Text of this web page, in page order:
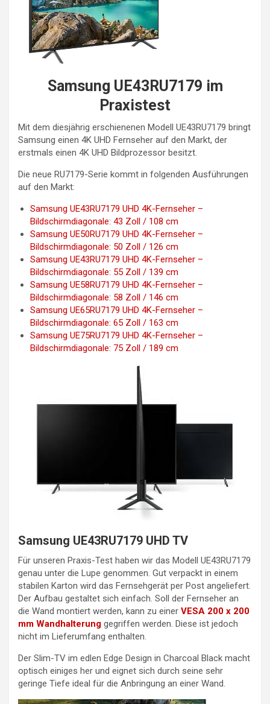
Samsung UE43RU7179 im
Praxistest
Mit dem diesjährig erschienenen Modell UE43RU7179 bringt
Samsung einen 4K UHD Fernseher auf den Markt, der
erstmals einen 4K UHD Bildprozessor besitzt.
Die neue RU7179-Serie kommt in folgenden Ausführungen
auf den Markt:
Samsung UE43RU7179 UHD 4K-Fernseher –
Bildschirmdiagonale: 43 Zoll / 108 cm
Samsung UE50RU7179 UHD 4K-Fernseher –
Bildschirmdiagonale: 50 Zoll / 126 cm
Samsung UE43RU7179 UHD 4K-Fernseher –
Bildschirmdiagonale: 55 Zoll / 139 cm
Samsung UE58RU7179 UHD 4K-Fernseher –
Bildschirmdiagonale: 58 Zoll / 146 cm
Samsung UE65RU7179 UHD 4K-Fernseher –
Bildschirmdiagonale: 65 Zoll / 163 cm
Samsung UE75RU7179 UHD 4K-Fernseher –
Bildschirmdiagonale: 75 Zoll / 189 cm
Samsung UE43RU7179 UHD TV
Für unseren Praxis-Test haben wir das Modell UE43RU7179
genau unter die Lupe genommen. Gut verpackt in einem
stabilen Karton wird das Fernsehgerät per Post angeliefert.
Der Aufbau gestaltet sich einfach. Soll der Fernseher an
die Wand montiert werden, kann zu einer VESA 200 x 200
mm Wandhalterung gegriffen werden. Diese ist jedoch
nicht im Lieferumfang enthalten.
Der Slim-TV im edlen Edge Design in Charcoal Black macht
optisch einiges her und eignet sich durch seine sehr
geringe Tiefe ideal für die Anbringung an einer Wand.